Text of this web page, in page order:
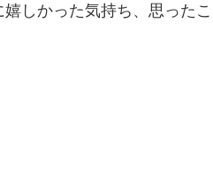
しかった気持ち、思ったこ